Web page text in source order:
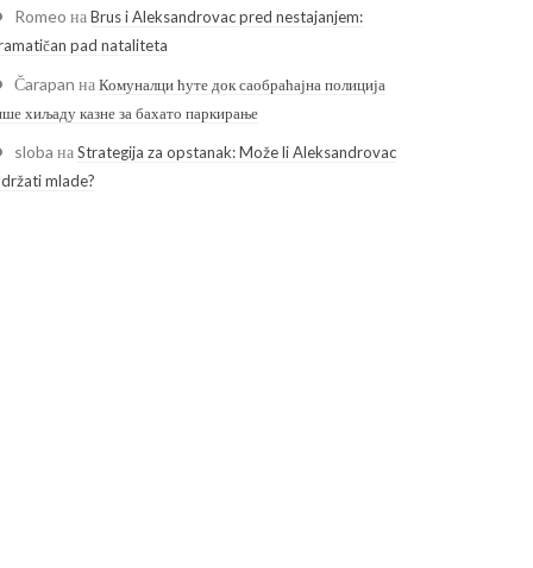
Romeo наBrus i Aleksandrovac pred nestajanjem:
pad nataliteta
Čarapan наКомуналци ћуте док саобраћајна полиција
хиљаду казне за бахато паркирање
sloba наStrategija za opstanak: Može li Aleksandrovac
mlade?